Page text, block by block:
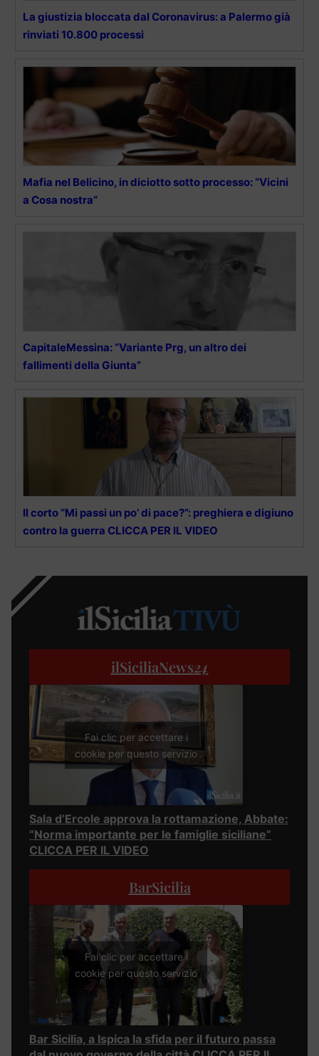
La giustizia bloccata dal Coronavirus: a Palermo già
rinviati 10.800 processi
Mafia nel Belicino, in diciotto sotto processo: “Vicini
a Cosa nostra”
CapitaleMessina: “Variante Prg, un altro dei
fallimenti della Giunta”
Il corto “Mi passi un po’ di pace?”: preghiera e digiuno
contro la guerra CLICCA PER IL VIDEO
ilSiciliaNews24
Fai clic per accettare i
cookie per questo servizio
Sala d’Ercole approva la rottamazione, Abbate:
“Norma importante per le famiglie siciliane”
CLICCA PER IL VIDEO
BarSicilia
Fai clic per accettare i
cookie per questo servizio
Bar Sicilia, a Ispica la sfida per il futuro passa